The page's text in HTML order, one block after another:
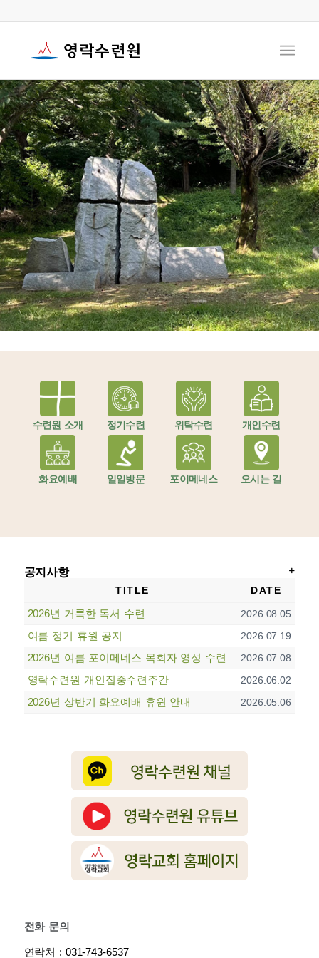
수련원 소개 정기수련 위탁수련 개인수련
화요예배 일일방문 포이메네스 오시는 길
공지사항
TITLE DATE
2026년 거룩한 독서 수련 2026.08.05
여름 정기 휴원 공지 2026.07.19
2026년 여름 포이메네스 목회자 영성 수련 2026.07.08
영락수련원 개인집중수련주간 2026.06.02
2026년 상반기 화요예배 휴원 안내 2026.05.06
전화 문의
연락처 : 031-743-6537